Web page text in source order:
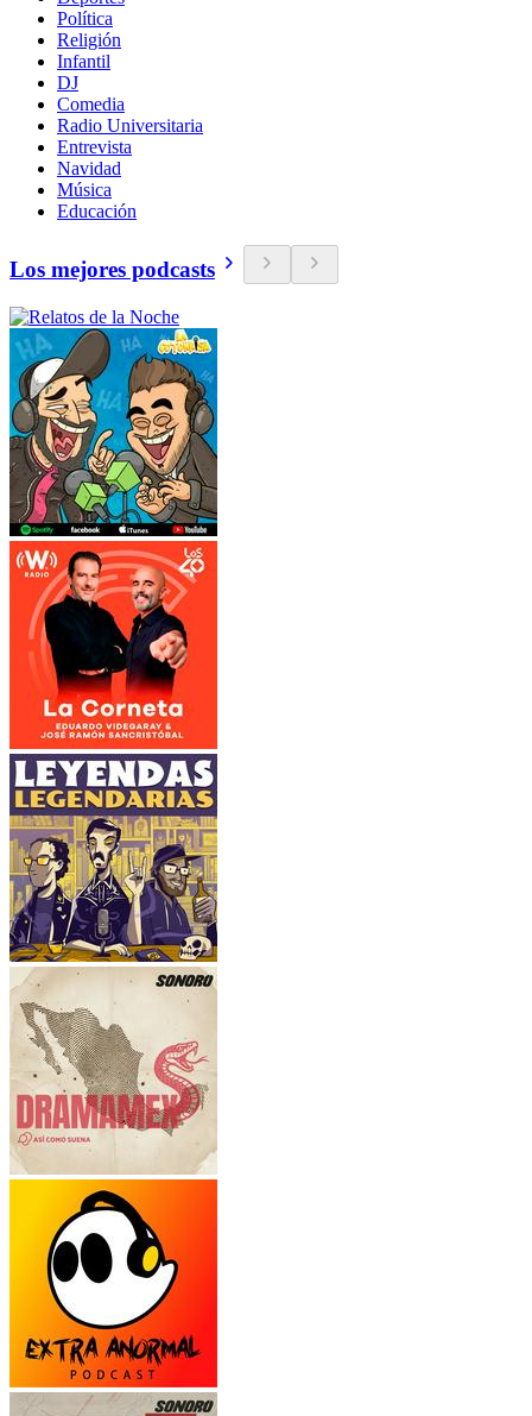
Política
Religión
Infantil
DJ
Comedia
Radio Universitaria
Entrevista
Navidad
Música
Educación
Los mejores podcasts